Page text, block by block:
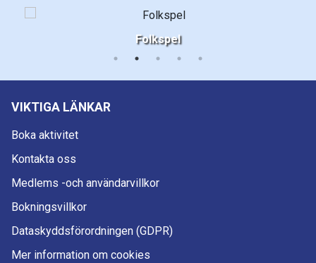
Folkspel
VIKTIGA LÄNKAR
Boka aktivitet
Kontakta oss
Medlems -och användarvillkor
Bokningsvillkor
Dataskyddsförordningen (GDPR)
Mer information om cookies